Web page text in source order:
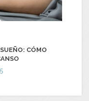
CÓMO